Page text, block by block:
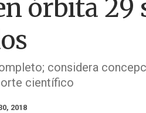
órbita 29
considera
científico
2018